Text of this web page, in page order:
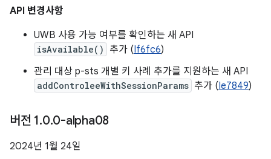
API 변경사항
UWB 사용 가능 여부를 확인하는 새 API
isAvailable() 추가 (If6fc6)
관리 대상 p-sts 개별 키 사례 추가를 지원하는 새 API
addControleeWithSessionParams 추가 (Ie7849)
버전 1.0.0-alpha08
2024년 1월 24일